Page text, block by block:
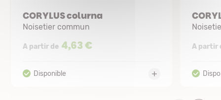
CORYLUS colurna
Noisetier commun
A partir de 4,63 € A partir